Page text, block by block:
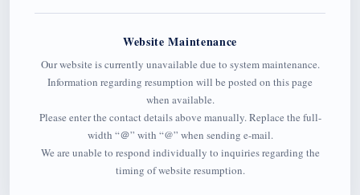
Website Maintenance
Our website is currently unavailable due to system maintenance.
Information regarding resumption will be posted on this page
when available.
Please enter the contact details above manually. Replace the full-
width “＠” with “@” when sending e-mail.
We are unable to respond individually to inquiries regarding the
timing of website resumption.